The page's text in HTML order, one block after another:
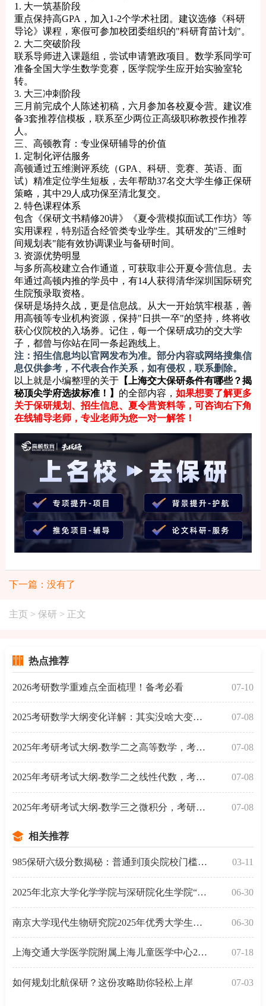
1. 大一筑基阶段
重点保持高GPA，加入1-2个学术社团。建议选修《科研
导论》课程，寒假可参加校团委组织的"科研育苗计划"。
2. 大二突破阶段
联系导师进入课题组，尝试申请䇹政项目。数学系同学可
准备全国大学生数学竞赛，医学院学生应开始实验室轮
转。
3. 大三冲刺阶段
三月前完成个人陈述初稿，六月参加各校夏令营。建议准
备3套推荐信模板，联系至少两位正高级职称教授作推荐
人。
三、高顿教育：专业保研辅导的价值
1. 定制化评估服务
高顿通过五维测评系统（GPA、科研、竞赛、英语、面
试）精准定位学生短板，去年帮助37名交大学生修正保研
策略，其中29人成功保至清北复交。
2. 特色课程体系
包含《保研文书精修20讲》《夏令营模拟面试工作坊》等
实用课程，特别适合经管类专业学生。其研发的"三维时
间规划表"能有效协调课业与备研时间。
3. 资源优势明显
与多所高校建立合作通道，可获取非公开夏令营信息。去
年通过高顿内推的学员中，有14人获得清华深圳国际研究
生院预录取资格。
保研是场持久战，更是信息战。从大一开始筑牢根基，善
用高顿等专业机构资源，保持"日拱一卒"的坚持，终将收
获心仪院校的入场券。记住，每一个保研成功的交大学
子，都曾与你站在同一条起跑线上。
注：招生信息均以官网发布为准。部分内容或网络搜集信
息仅供参考，不代表合作关系，如有侵权，联系删除。
以上就是小编整理的关于【上海交大保研条件有哪些？揭
秘顶尖学府选拔标准！】 的全部内容， 如果想要了解更多
关于保研规划、招生信息、夏令营资料等，可咨询右下角
在线辅导老师，专业老师为您一对一解答！
下一篇：没有了
主页 > 保研 > 正文
热点推荐
2026考研数学重难点全面梳理！备考必看 07-10
2025考研数学大纲变化详解：其实没啥大变动，你可以这 07-08
2025年考研考试大纲-数学二之高等数学，考研考数学二高 07-08
2025年考研考试大纲-数学二之线性代数，考研考数学二线 07-08
2025年考研考试大纲-数学三之微积分，考研考数学三微积 07-08
相关推荐
985保研六级分数揭秘：普通到顶尖院校门槛差在哪 03-11
2025年北京大学化学学院与深研院化生学院“全国优秀大 06-30
南京大学现代生物研究院2025年优秀大学生开放日通知 06-30
上海交通大学医学院附属上海儿童医学中心2026年研究生 07-18
如何规划北航保研？这份攻略助你轻松上岸 07-03